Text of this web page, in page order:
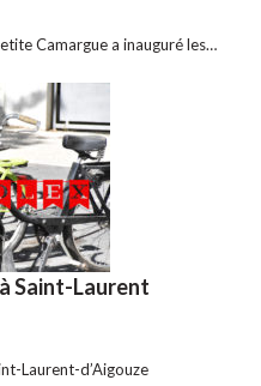
Camargue a inauguré les…
Saint-Laurent
Laurent-d’Aigouze